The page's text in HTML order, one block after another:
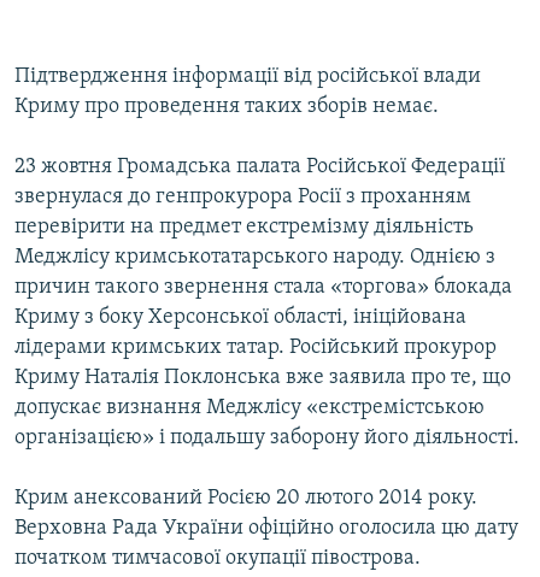
Підтвердження інформації від російської влади
Криму про проведення таких зборів немає.
23 жовтня Громадська палата Російської Федерації
звернулася до генпрокурора Росії з проханням
перевірити на предмет екстремізму діяльність
Меджлісу кримськотатарського народу. Однією з
причин такого звернення стала «торгова» блокада
Криму з боку Херсонської області, ініційована
лідерами кримських татар. Російський прокурор
Криму Наталія Поклонська вже заявила про те, що
допускає визнання Меджлісу «екстремістською
організацією» і подальшу заборону його діяльності.
Крим анексований Росією 20 лютого 2014 року.
Верховна Рада України офіційно оголосила цю дату
початком тимчасової окупації півострова.